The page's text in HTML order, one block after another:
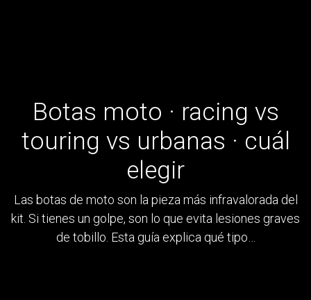
Botas moto · racing vs
touring vs urbanas · cuál
elegir
Las botas de moto son la pieza más infravalorada del
kit. Si tienes un golpe, son lo que evita lesiones graves
de tobillo. Esta guía explica qué tipo…